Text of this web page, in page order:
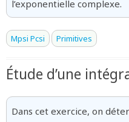
l’exponentielle complexe.
Mpsi Pcsi Primitives
Étude d’une
Dans cet exercice, on